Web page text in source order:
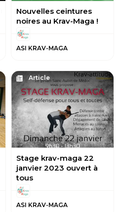
Nouvelles ceintures
noires au Krav-Maga !
ASI KRAV-MAGA
Article
Stage krav-maga 22
janvier 2023 ouvert à
tous
ASI KRAV-MAGA